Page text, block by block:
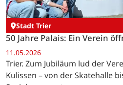
Stadt Trier
50 Jahre Palais: Ein Verein
11.05.2026
Trier. Zum Jubiläum lud der
Kulissen – von der Skatehalle